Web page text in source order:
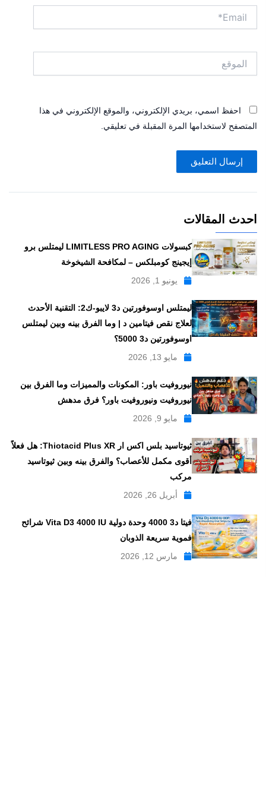
احفظ اسمي، بريدي الإلكتروني، والموقع الإلكتروني في هذا
المتصفح لاستخدامها المرة المقبلة في تعليقي.
احدث المقالات
كبسولات LIMITLESS PRO AGING ليمتلس برو
إيجينج كومبلكس – لمكافحة الشيخوخة
يونيو 1, 2026
ليمتلس اوسوفورتين د3 لايبو-ك2: التقنية الأحدث
لعلاج نقص فيتامين د | وما الفرق بينه وبين ليمتلس
اوسوفورتين د3 5000؟
مايو 13, 2026
نيوروفيت باور: المكونات والمميزات وما الفرق بين
نيوروفيت ونيوروفيت باور؟ فرق مدهش
مايو 9, 2026
ثيوتاسيد بلس اكس ار Thiotacid Plus XR: هل فعلاً
أقوى مكمل للأعصاب؟ والفرق بينه وبين ثيوتاسيد
مركب
أبريل 26, 2026
فيتا د3 4000 وحدة دولية Vita D3 4000 IU شرائح
فموية سريعة الذوبان
مارس 12, 2026